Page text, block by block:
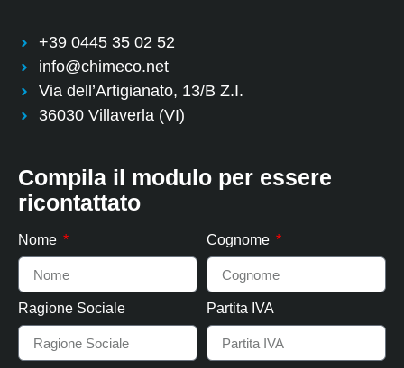
+39 0445 35 02 52
info@chimeco.net
Via dell’Artigianato, 13/B Z.I.
36030 Villaverla (VI)
Compila il modulo per essere
ricontattato
Nome Cognome
Ragione Sociale Partita IVA